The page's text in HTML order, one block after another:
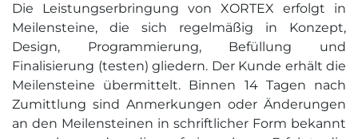
Die Leistungserbringung von XORTEX erfolgt in
Meilensteine, die sich regelmäßig in Konzept,
Design, Programmierung, Befüllung und
Finalisierung (testen) gliedern. Der Kunde erhält die
Meilensteine übermittelt. Binnen 14 Tagen nach
Zumittlung sind Anmerkungen oder Änderungen
an den Meilensteinen in schriftlicher Form bekannt